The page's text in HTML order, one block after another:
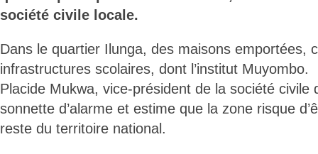
société civile locale.
Dans le quartier Ilunga, des maisons emportées,
infrastructures scolaires, dont l’institut Muyombo.
Placide Mukwa, vice-président de la société civile
sonnette d’alarme et estime que la zone risque
reste du territoire national.